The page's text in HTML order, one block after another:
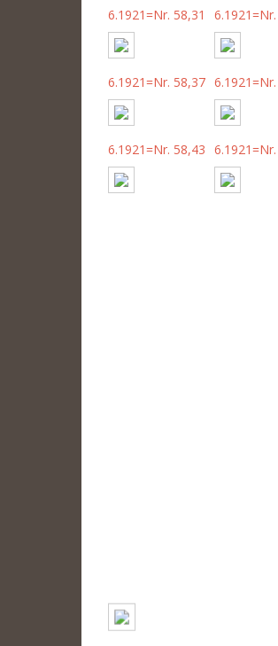
6.1921=Nr. 58,31
6.1921=Nr. 58,37
6.1921=Nr. 58,43